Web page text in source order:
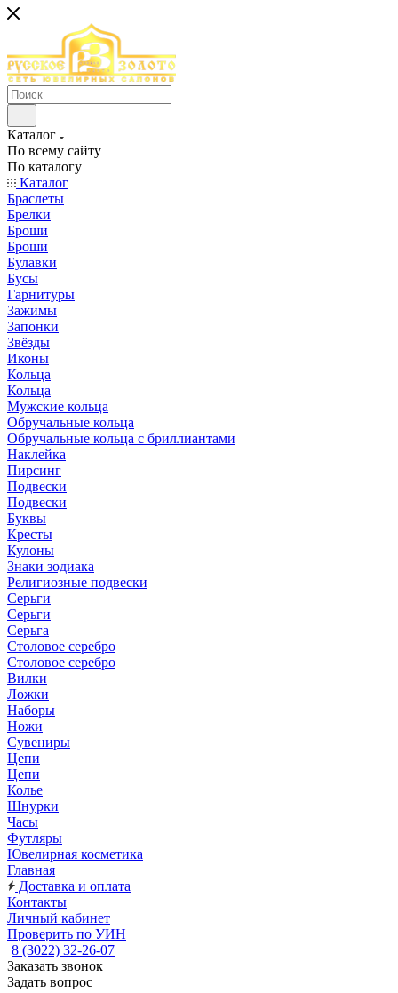
Каталог
По всему сайту
По каталогу
Каталог
Браслеты
Брелки
Броши
Броши
Булавки
Бусы
Гарнитуры
Зажимы
Запонки
Звёзды
Иконы
Кольца
Кольца
Мужские кольца
Обручальные кольца
Обручальные кольца с бриллиантами
Наклейка
Пирсинг
Подвески
Подвески
Буквы
Кресты
Кулоны
Знаки зодиака
Религиозные подвески
Серьги
Серьги
Серьга
Столовое серебро
Столовое серебро
Вилки
Ложки
Наборы
Ножи
Сувениры
Цепи
Цепи
Колье
Шнурки
Часы
Футляры
Ювелирная косметика
Главная
Доставка и оплата
Контакты
Личный кабинет
Проверить по УИН
8 (3022) 32-26-07
Заказать звонок
Задать вопрос